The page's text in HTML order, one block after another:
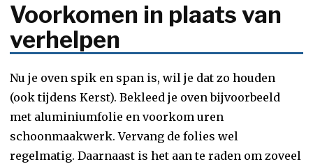
Voorkomen in plaats van
verhelpen
Nu je oven spik en span is, wil je dat zo houden
(ook tijdens Kerst). Bekleed je oven bijvoorbeeld
met aluminiumfolie en voorkom uren
schoonmaakwerk. Vervang de folies wel
regelmatig. Daarnaast is het aan te raden om zoveel